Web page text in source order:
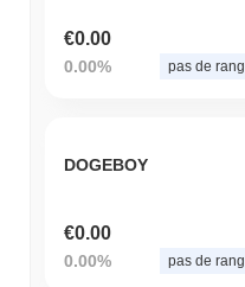
€0.00
0.00% pas de rang
DOGEBOY
€0.00
0.00% pas de rang